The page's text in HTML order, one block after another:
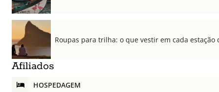
Roupas para trilha: o que vestir em cada estação
Afiliados
HOSPEDAGEM